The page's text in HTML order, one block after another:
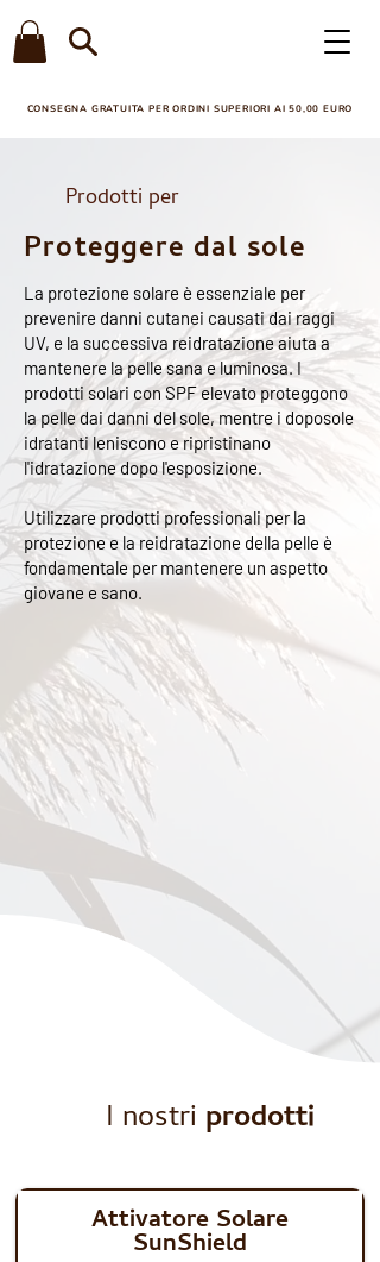
CONSEGNA GRATUITA PER ORDINI SUPERIORI AI 50,00 EURO​
Prodotti per
Proteggere dal sole
La protezione solare è essenziale per
prevenire danni cutanei causati dai raggi
UV, e la successiva reidratazione aiuta a
mantenere la pelle sana e luminosa. I
prodotti solari con SPF elevato proteggono
la pelle dai danni del sole, mentre i doposole
idratanti leniscono e ripristinano
l'idratazione dopo l'esposizione.
Utilizzare prodotti professionali per la
protezione e la reidratazione della pelle è
fondamentale per mantenere un aspetto
giovane e sano.
I nostri prodotti
Attivatore Solare
SunShield